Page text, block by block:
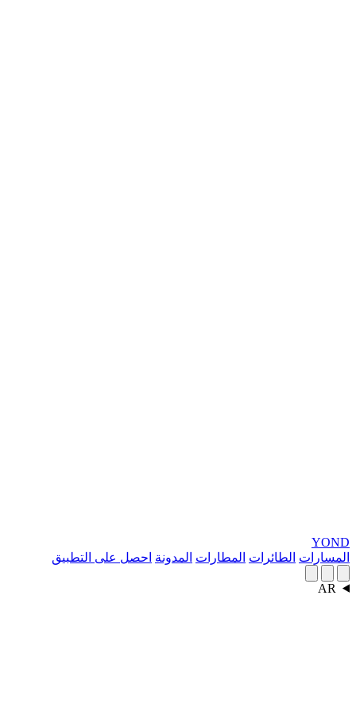
YOND
المسارات الطائرات المطارات المدونة احصل على التطبيق
AR